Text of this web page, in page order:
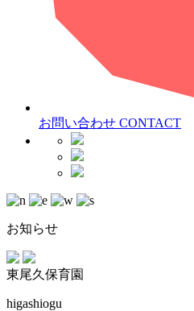
お問い合わせ CONTACT
お知らせ
東尾久保育園
higashiogu